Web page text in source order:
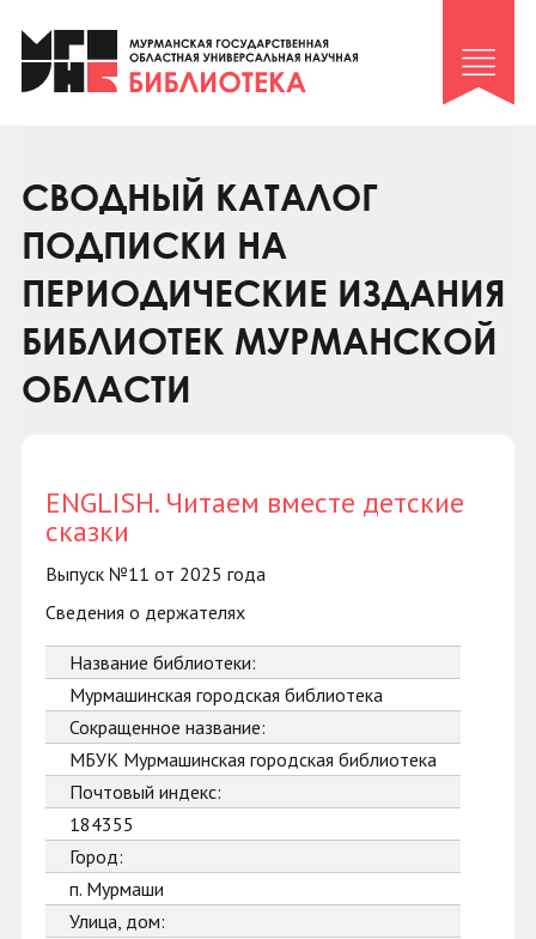
Клуб «Гиря и сельдерей»
Клуб «Семейный архив»
Коллегам
Контакты
СВОДНЫЙ КАТАЛОГ
ПОДПИСКИ НА
ПЕРИОДИЧЕСКИЕ ИЗДАНИЯ
БИБЛИОТЕК МУРМАНСКОЙ
ОБЛАСТИ
ENGLISH. Читаем вместе детские
сказки
Выпуск №11 от 2025 года
Сведения о держателях
Название библиотеки:
Мурмашинская городская библиотека
Сокращенное название:
МБУК Мурмашинская городская библиотека
Почтовый индекс:
184355
Город:
п. Мурмаши
Улица, дом: